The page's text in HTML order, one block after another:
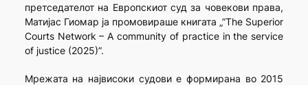
претседателот на Европскиот суд за човекови права,
Матијас Гиомар ја промовираше книгата „”The Superior
Courts Network – A community of practice in the service
of justice (2025)”.
Мрежата на највисоки судови е формирана во 2015